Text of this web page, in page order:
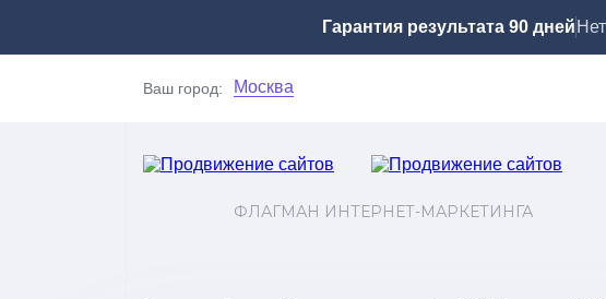
Гарантия результата 90 дней
Ваш город: Москва
ФЛАГМАН ИНТЕРНЕТ-МАРКЕТИНГА